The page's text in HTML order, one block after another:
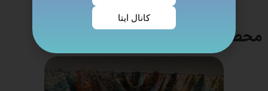
محصولات مشابه
کانال ایتا